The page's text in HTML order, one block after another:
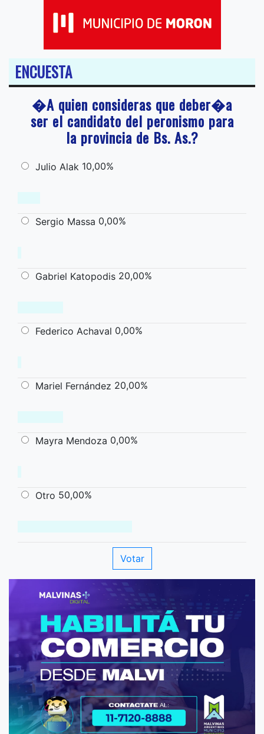
ENCUESTA
�A quien consideras que deber�a
ser el candidato del peronismo para
la provincia de Bs. As.?
Julio Alak 10,00%
Sergio Massa 0,00%
Gabriel Katopodis 20,00%
Federico Achaval 0,00%
Mariel Fernández 20,00%
Mayra Mendoza 0,00%
Otro 50,00%